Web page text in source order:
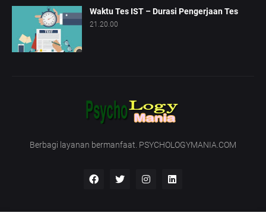
Waktu Tes IST – Durasi Pengerjaan Tes
21.20.00
Berbagi layanan bermanfaat. PSYCHOLOGYMANIA.COM